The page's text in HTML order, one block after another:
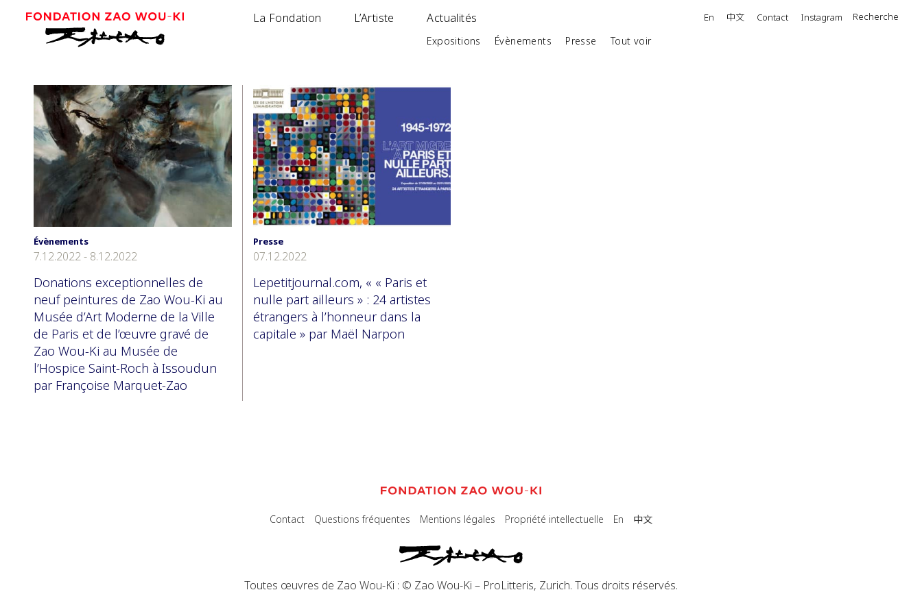
La Fondation L’Artiste Actualités
Expositions Évènements Presse Tout voir
En 中文 Contact Instagram Recherche
Évènements
7.12.2022 - 8.12.2022
Donations exceptionnelles de
neuf peintures de Zao Wou-Ki au
Musée d’Art Moderne de la Ville
de Paris et de l’œuvre gravé de
Zao Wou-Ki au Musée de
l’Hospice Saint-Roch à Issoudun
par Françoise Marquet-Zao
Presse
07.12.2022
Lepetitjournal.com, « « Paris et
nulle part ailleurs » : 24 artistes
étrangers à l’honneur dans la
capitale » par Maël Narpon
Contact Questions fréquentes Mentions légales Propriété intellectuelle En 中文
Toutes œuvres de Zao Wou-Ki : © Zao Wou-Ki – ProLitteris, Zurich. Tous droits réservés.